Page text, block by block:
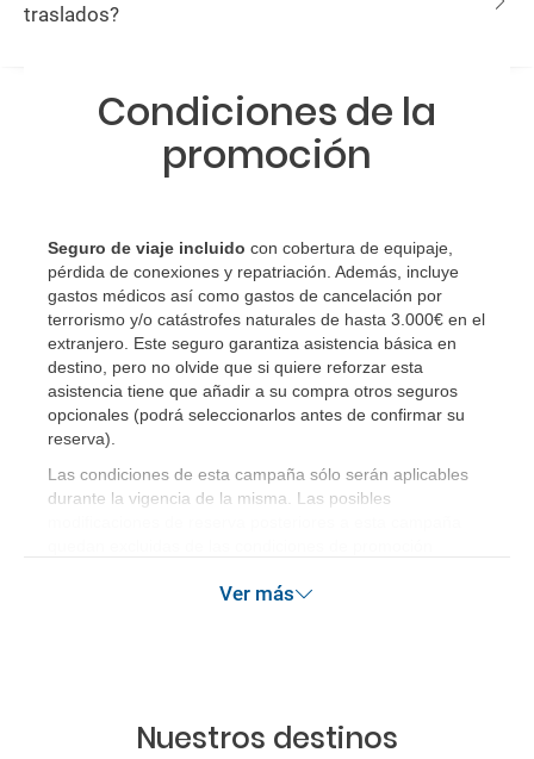
traslados?
Condiciones de la
promoción
Seguro de viaje incluido con cobertura de equipaje,
pérdida de conexiones y repatriación. Además, incluye
gastos médicos así como gastos de cancelación por
terrorismo y/o catástrofes naturales de hasta 3.000€ en el
extranjero. Este seguro garantiza asistencia básica en
destino, pero no olvide que si quiere reforzar esta
asistencia tiene que añadir a su compra otros seguros
opcionales (podrá seleccionarlos antes de confirmar su
reserva)
Las condiciones de esta campaña sólo serán aplicables
durante la vigencia de la misma. Las posibles
Ver más
Nuestros destinos